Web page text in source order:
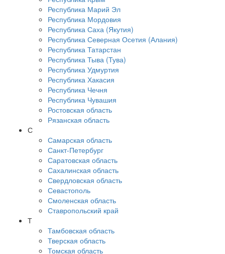
Республика Марий Эл
Республика Мордовия
Республика Саха (Якутия)
Республика Северная Осетия (Алания)
Республика Татарстан
Республика Тыва (Тува)
Республика Удмуртия
Республика Хакасия
Республика Чечня
Республика Чувашия
Ростовская область
Рязанская область
С
Самарская область
Санкт-Петербург
Саратовская область
Сахалинская область
Свердловская область
Севастополь
Смоленская область
Ставропольский край
Т
Тамбовская область
Тверская область
Томская область